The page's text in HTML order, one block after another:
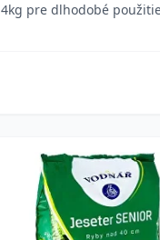
pre dlhodobé